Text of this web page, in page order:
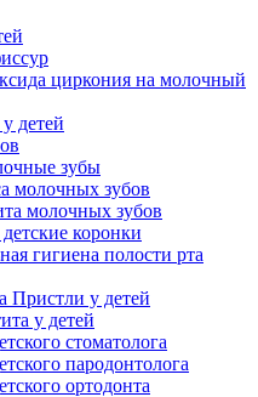
циркония на молочный
детей
зубы
молочных зубов
молочных зубов
коронки
гигиена полости рта
Пристли у детей
у детей
стоматолога
пародонтолога
ортодонта